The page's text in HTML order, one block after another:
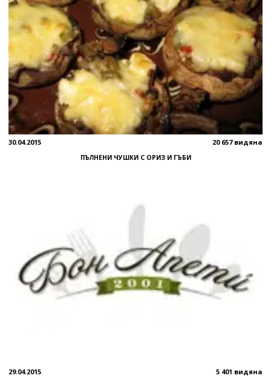
30.04.2015 20 657 видяна
ПЪЛНЕНИ ЧУШКИ С ОРИЗ И ГЪБИ
29.04.2015 5 401 видяна